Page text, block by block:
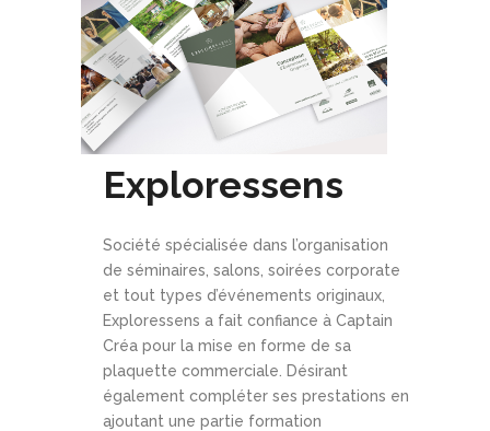
Exploressens
Société spécialisée dans l’organisation
de séminaires, salons, soirées corporate
et tout types d’événements originaux,
Exploressens a fait confiance à Captain
Créa pour la mise en forme de sa
plaquette commerciale. Désirant
également compléter ses prestations en
ajoutant une partie formation